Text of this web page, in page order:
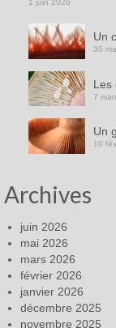
1 juin 2026
Un
30
Les
7
Un
10
Archives
juin 2026
mai 2026
mars 2026
février 2026
janvier 2026
décembre 2025
novembre 2025